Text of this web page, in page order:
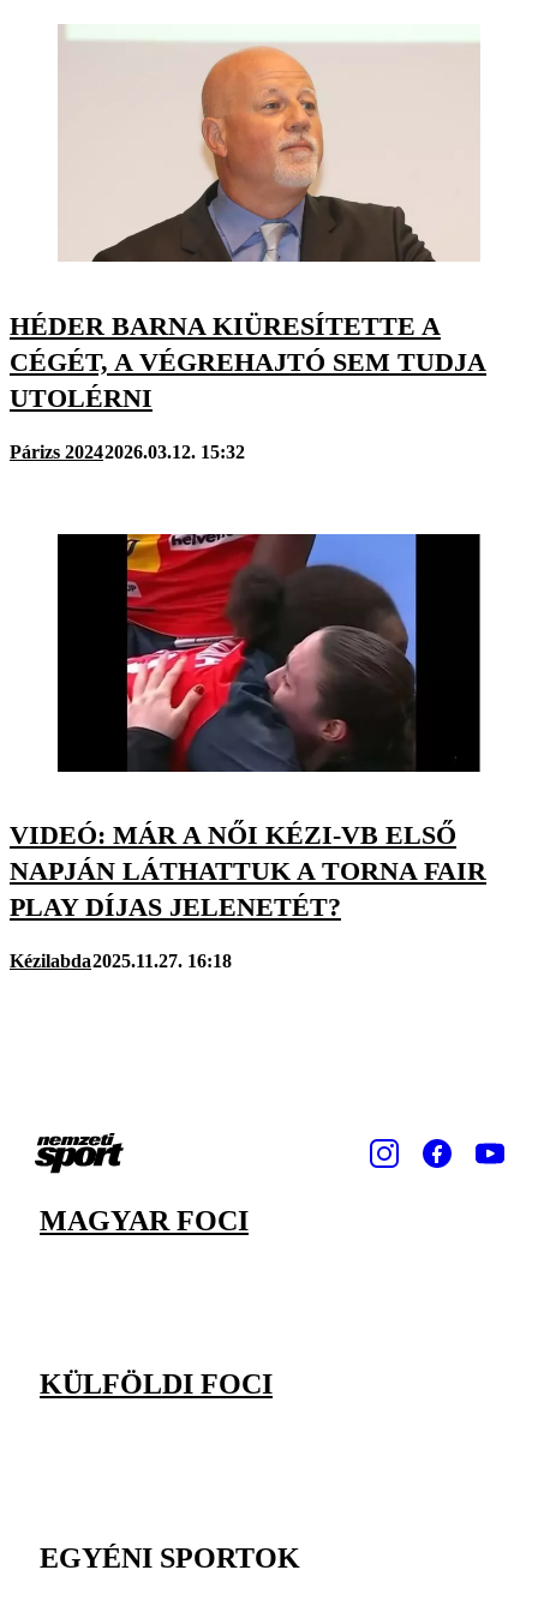
HÉDER BARNA KIÜRESÍTETTE A
CÉGÉT, A VÉGREHAJTÓ SEM TUDJA
UTOLÉRNI
Párizs 20242026.03.12. 15:32
VIDEÓ: MÁR A NŐI KÉZI-VB ELSŐ
NAPJÁN LÁTHATTUK A TORNA FAIR
PLAY DÍJAS JELENETÉT?
Kézilabda2025.11.27. 16:18
MAGYAR FOCI
KÜLFÖLDI FOCI
EGYÉNI SPORTOK